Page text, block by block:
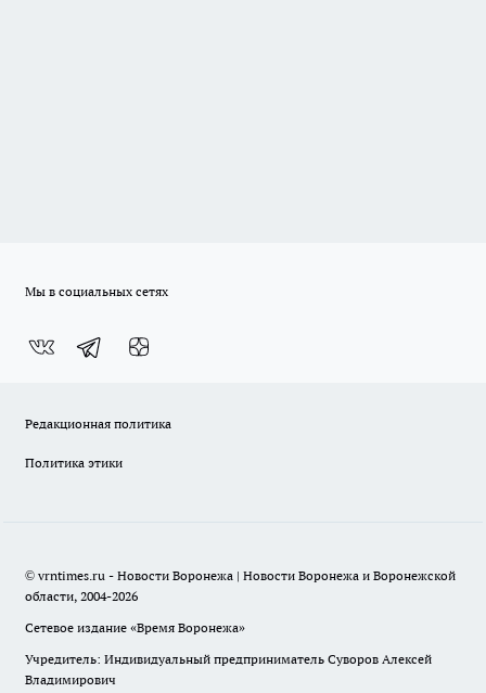
Мы в социальных сетях
Редакционная политика
Политика этики
© vrntimes.ru - Новости Воронежа | Новости Воронежа и Воронежской
области, 2004-2026
Сетевое издание «Время Воронежа»
Учредитель: Индивидуальный предприниматель Суворов Алексей
Владимирович